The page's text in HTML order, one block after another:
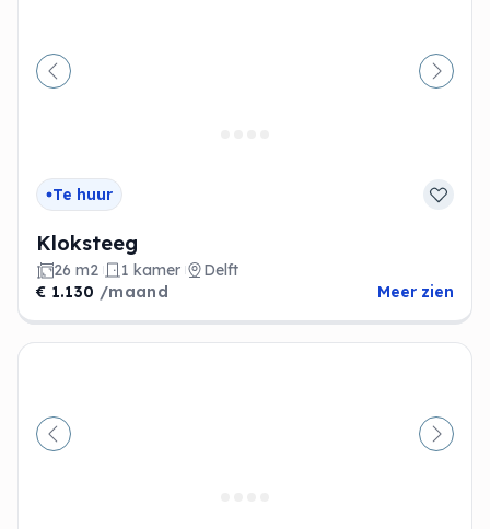
Vorige
Te huur
Kloksteeg
26 m2 1 kamer
Delft
€ 1.130 /maand Meer zien
Vorige